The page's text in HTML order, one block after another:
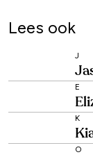
Lees ook
J
E
K
O